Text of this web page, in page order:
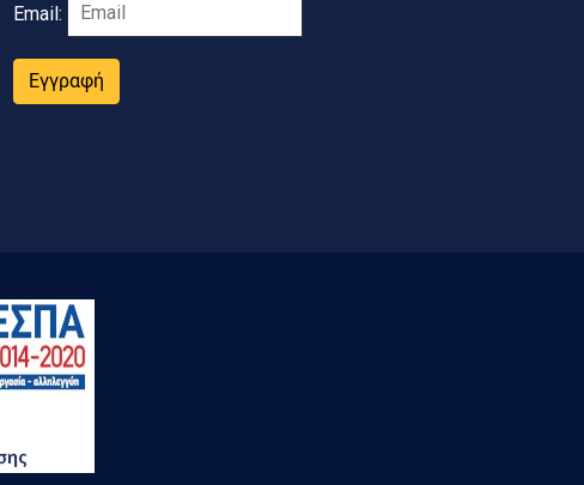
Email:
Εγγραφή